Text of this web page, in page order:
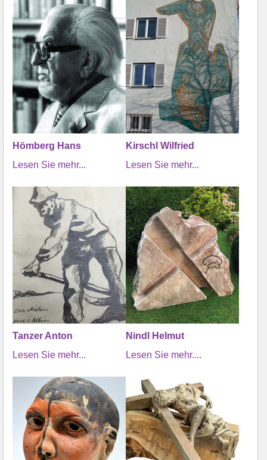
Hömberg Hans
Lesen Sie mehr...
Kirschl Wilfried
Lesen Sie mehr...
Tanzer Anton
Lesen Sie mehr...
Nindl Helmut
Lesen Sie mehr....